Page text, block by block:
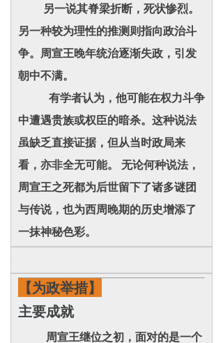
另一说其脊梁折断，死状惨烈。
另一种较为理性的推测则指向政治斗
争。周宣王晚年统治逐渐失政，引发
朝中不满。
有学者认为，他可能在权力斗争
中遭遇贵族或权臣的暗杀。这种说法
虽缺乏直接证据，但从当时政局来
看，亦非全无可能。 无论何种说法，
周宣王之死都为后世留下了诸多谜团
与传说，也为西周晚期的历史增添了
一抹神秘色彩。
【为政举措】
主要成就
周宣王继位之初，面对的是一个